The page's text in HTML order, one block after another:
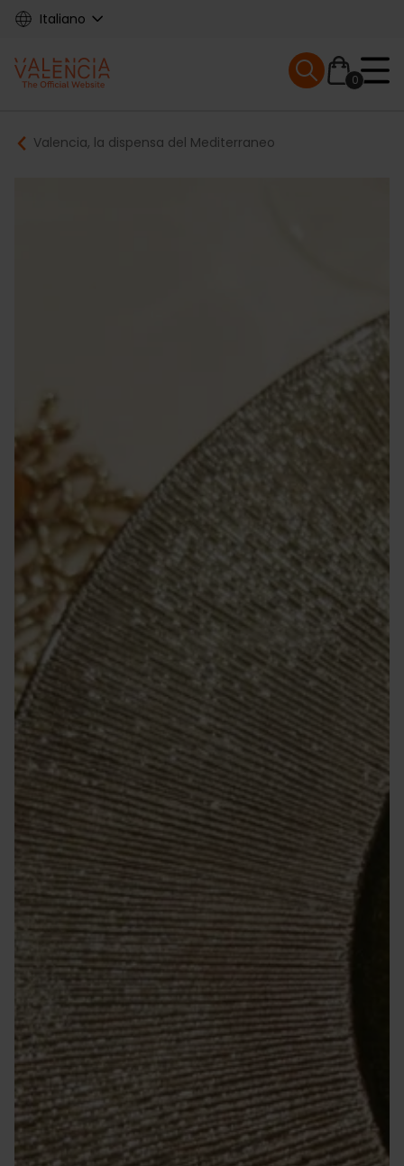
Skip
content
Italiano
Main
navigation
0
Mobile menu
Breadcrumb
Valencia, la dispensa del Mediterraneo